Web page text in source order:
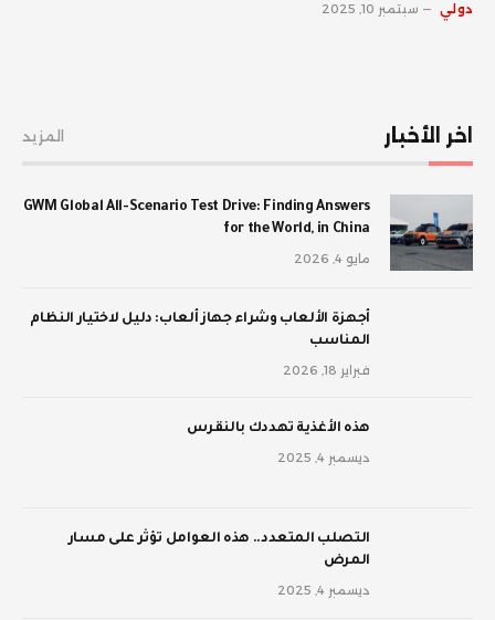
دولي سبتمبر 10, 2025
اخر الأخبار المزيد
GWM Global All-Scenario Test Drive: Finding Answers
for the World, in China
مايو 4, 2026
أجهزة الألعاب وشراء جهاز ألعاب: دليل لاختيار النظام
المناسب
فبراير 18, 2026
‫هذه الأغذية تهددك بالنقرس
ديسمبر 4, 2025
‫التصلب المتعدد.. هذه العوامل تؤثر على مسار
المرض
ديسمبر 4, 2025